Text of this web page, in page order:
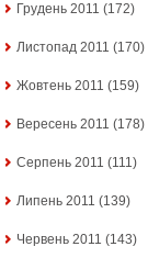
Грудень 2011 (172)
Листопад 2011 (170)
Жовтень 2011 (159)
Вересень 2011 (178)
Серпень 2011 (111)
Липень 2011 (139)
Червень 2011 (143)